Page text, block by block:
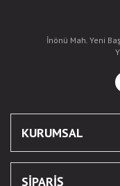
İnönü Mah. Yeni
KURUMSAL
SİPARİŞ